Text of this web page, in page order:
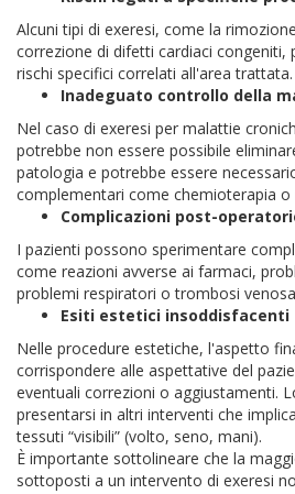
Alcuni tipi di exeresi, come la
correzione di difetti cardiaci
rischi specifici correlati all'area trattata.
Inadeguato controllo della
Nel caso di exeresi per malattie
potrebbe non essere possibile
patologia e potrebbe essere
complementari come chemioterapia o
Complicazioni post-
I pazienti possono sperimentare
come reazioni avverse ai farmaci,
problemi respiratori o trombosi
Esiti estetici insoddisfacenti
Nelle procedure estetiche, l'aspetto
corrispondere alle aspettative del
eventuali correzioni o aggiustamenti.
presentarsi in altri interventi che
tessuti “visibili” (volto, seno, mani).
È importante sottolineare che la
sottoposti a un intervento di exeresi